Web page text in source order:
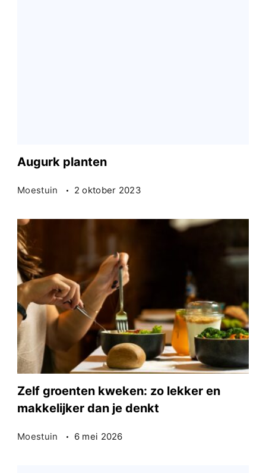
Augurk planten
Moestuin 2 oktober 2023
Zelf groenten kweken: zo lekker en
makkelijker dan je denkt
Moestuin 6 mei 2026